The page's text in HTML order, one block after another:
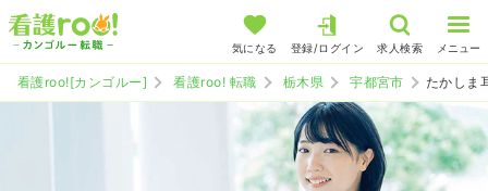
気になる 登録/ログイン 求人検索 メニュー
看護roo![カンゴルー] 看護roo! 転職 栃木県 宇都宮市 たかしま